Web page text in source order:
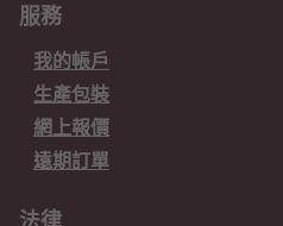
服務
我的帳戶
生產包裝
網上報價
遠期訂單
法律